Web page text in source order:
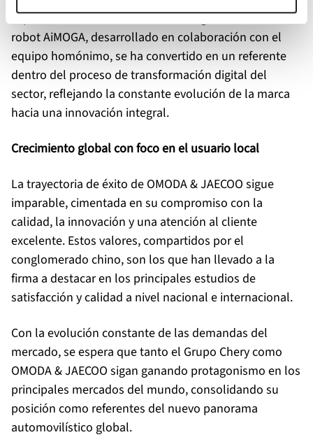
capacidad innovadora hacia la inteligencia artificial. El
robot AiMOGA, desarrollado en colaboración con el
equipo homónimo, se ha convertido en un referente
dentro del proceso de transformación digital del
sector, reflejando la constante evolución de la marca
hacia una innovación integral.
Crecimiento global con foco en el usuario local
La trayectoria de éxito de OMODA & JAECOO sigue
imparable, cimentada en su compromiso con la
calidad, la innovación y una atención al cliente
excelente. Estos valores, compartidos por el
conglomerado chino, son los que han llevado a la
firma a destacar en los principales estudios de
satisfacción y calidad a nivel nacional e internacional.
Con la evolución constante de las demandas del
mercado, se espera que tanto el Grupo Chery como
OMODA & JAECOO sigan ganando protagonismo en los
principales mercados del mundo, consolidando su
posición como referentes del nuevo panorama
automovilístico global.